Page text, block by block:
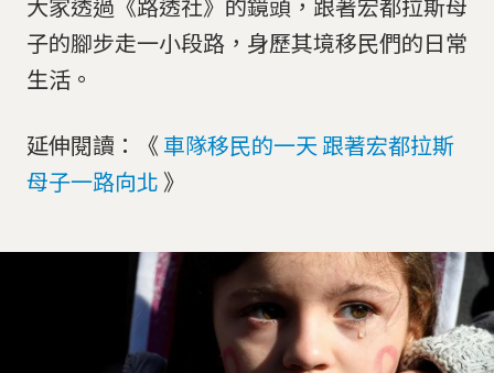
子的腳步走一小段路，身歷其境移民們的日常
生活。
延伸閱讀：《車隊移民的一天 跟著宏都拉斯
母子一路向北 》